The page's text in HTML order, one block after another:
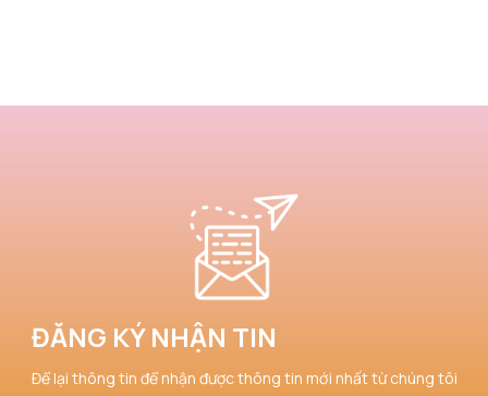
ĐĂNG KÝ NHẬN TIN
Để lại thông tin để nhận được thông tin mới nhất từ chúng tôi